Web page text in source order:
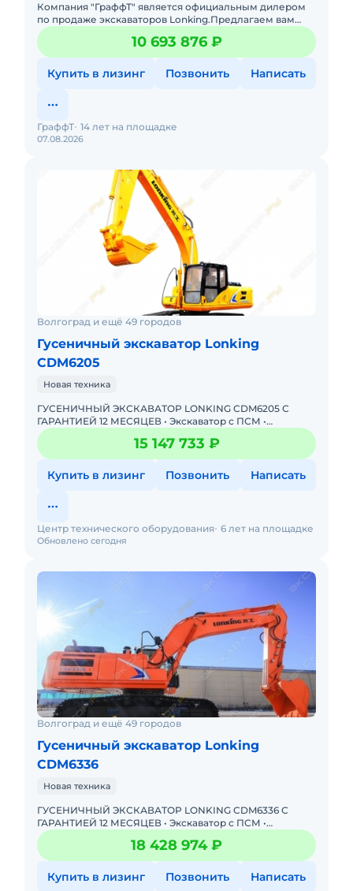
Компания "ГраффТ" является официальным дилером
по продаже экскаваторов Lonking.Предлагаем вам
Гусеничный экскаватор Lonking CDM6225и другую
спецтехнику под брен10 693 876 ₽
Купить в лизинг Позвонить Написать
07.08.2026
ГраффТ 14 лет на площадке
Волгоград и ещё 49 городов
Гусеничный экскаватор Lonking
CDM6205
Новая техника
ГУСЕНИЧНЫЙ ЭКСКАВАТОР LONKING CDM6205 С
ГАРАНТИЕЙ 12 МЕСЯЦЕВ • Экскаватор с ПСМ •
Доступна покупка в лизинг! Одобрение онлайн за 15
минут. Полная предп15 147 733 ₽
Купить в лизинг Позвонить Написать
Обновлено сегодня
Центр технического оборудования 6 лет на площадке
Волгоград и ещё 49 городов
Гусеничный экскаватор Lonking
CDM6336
Новая техника
ГУСЕНИЧНЫЙ ЭКСКАВАТОР LONKING CDM6336 С
ГАРАНТИЕЙ 12 МЕСЯЦЕВ • Экскаватор с ПСМ •
Доступна покупка в лизинг! Одобрение онлайн за 15
минут Полная предпр18 428 974 ₽
Купить в лизинг Позвонить Написать